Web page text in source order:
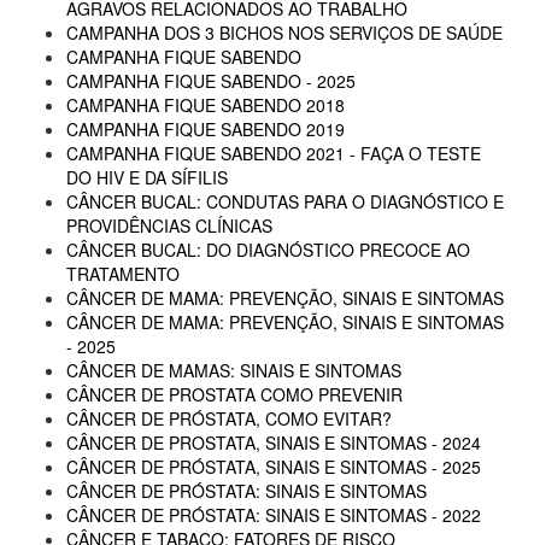
AGRAVOS RELACIONADOS AO TRABALHO
CAMPANHA DOS 3 BICHOS NOS SERVIÇOS DE SAÚDE
CAMPANHA FIQUE SABENDO
CAMPANHA FIQUE SABENDO - 2025
CAMPANHA FIQUE SABENDO 2018
CAMPANHA FIQUE SABENDO 2019
CAMPANHA FIQUE SABENDO 2021 - FAÇA O TESTE
DO HIV E DA SÍFILIS
CÂNCER BUCAL: CONDUTAS PARA O DIAGNÓSTICO E
PROVIDÊNCIAS CLÍNICAS
CÂNCER BUCAL: DO DIAGNÓSTICO PRECOCE AO
TRATAMENTO
CÂNCER DE MAMA: PREVENÇÃO, SINAIS E SINTOMAS
CÂNCER DE MAMA: PREVENÇÃO, SINAIS E SINTOMAS
- 2025
CÂNCER DE MAMAS: SINAIS E SINTOMAS
CÂNCER DE PROSTATA COMO PREVENIR
CÂNCER DE PRÓSTATA, COMO EVITAR?
CÂNCER DE PROSTATA, SINAIS E SINTOMAS - 2024
CÂNCER DE PRÓSTATA, SINAIS E SINTOMAS - 2025
CÂNCER DE PRÓSTATA: SINAIS E SINTOMAS
CÂNCER DE PRÓSTATA: SINAIS E SINTOMAS - 2022
CÂNCER E TABACO: FATORES DE RISCO